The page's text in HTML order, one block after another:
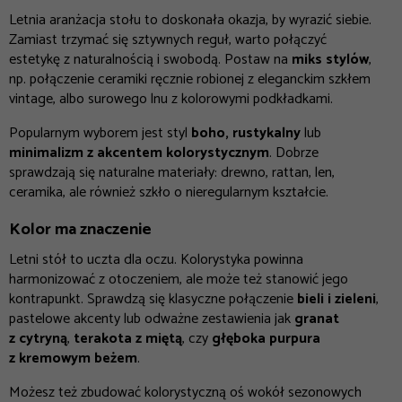
Letnia aranżacja stołu to doskonała okazja, by wyrazić siebie.
Zamiast trzymać się sztywnych reguł, warto połączyć
estetykę z naturalnością i swobodą. Postaw na miks stylów,
np. połączenie ceramiki ręcznie robionej z eleganckim szkłem
vintage, albo surowego lnu z kolorowymi podkładkami.
Popularnym wyborem jest styl boho, rustykalnylub
minimalizm z akcentem kolorystycznym. Dobrze
sprawdzają się naturalne materiały: drewno, rattan, len,
ceramika, ale również szkło o nieregularnym kształcie.
Kolor ma znaczenie
Letni stół to uczta dla oczu. Kolorystyka powinna
harmonizować z otoczeniem, ale może też stanowić jego
kontrapunkt. Sprawdzą się klasyczne połączeniebieli i zieleni,
pastelowe akcenty lub odważne zestawienia jakgranat
z cytryną, terakota z miętą, czygłęboka purpura
z kremowym beżem.
Możesz też zbudować kolorystyczną oś wokół sezonowych